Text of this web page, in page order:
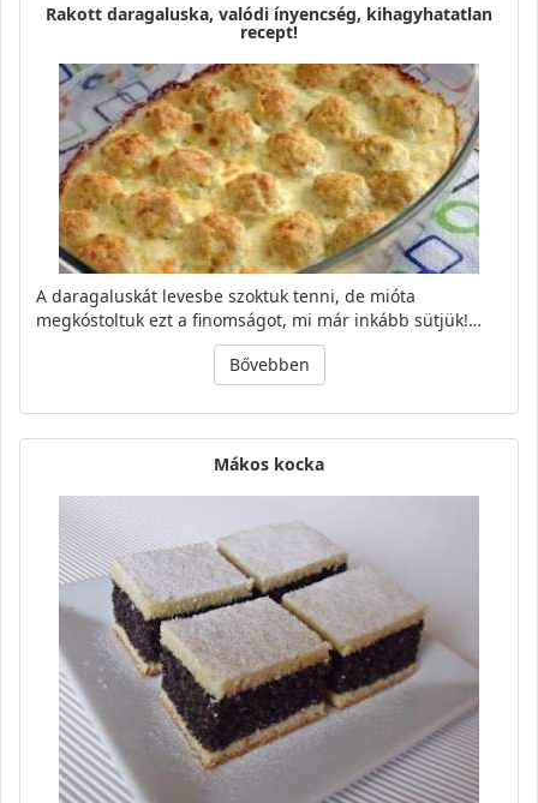
Rakott daragaluska, valódi ínyencség, kihagyhatatlan
recept!
A daragaluskát levesbe szoktuk tenni, de mióta
megkóstoltuk ezt a finomságot, mi már inkább sütjük!…
Bővebben
Mákos kocka